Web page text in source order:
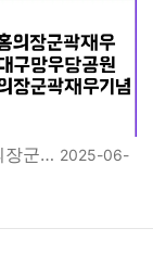
장군… 2025-06-